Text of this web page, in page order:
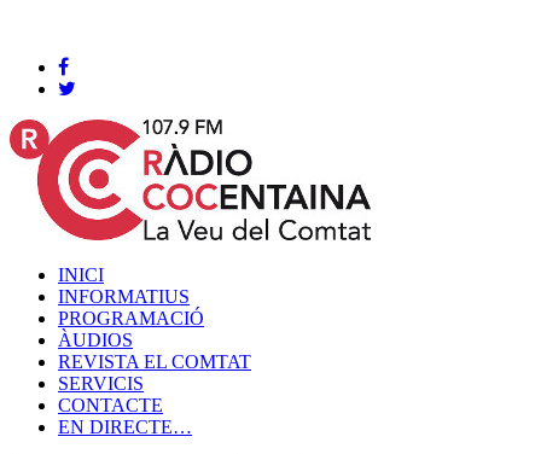
INICI
INFORMATIUS
PROGRAMACIÓ
ÀUDIOS
REVISTA EL COMTAT
SERVICIS
CONTACTE
EN DIRECTE…